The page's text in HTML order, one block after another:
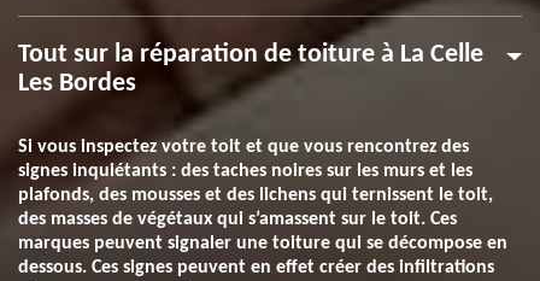
Tout sur la réparation de toiture à La Celle
Les Bordes
Si vous inspectez votre toit et que vous rencontrez des
signes inquiétants : des taches noires sur les murs et les
plafonds, des mousses et des lichens qui ternissent le toit,
des masses de végétaux qui s’amassent sur le toit. Ces
marques peuvent signaler une toiture qui se décompose en
dessous. Ces signes peuvent en effet créer des infiltrations